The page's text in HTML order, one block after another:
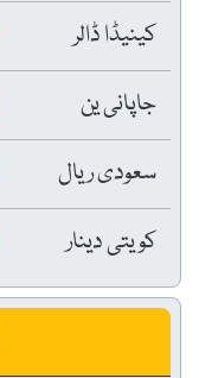
کینیڈا ڈالر
جاپانی ین
سعودی ریال
کویتی دینار